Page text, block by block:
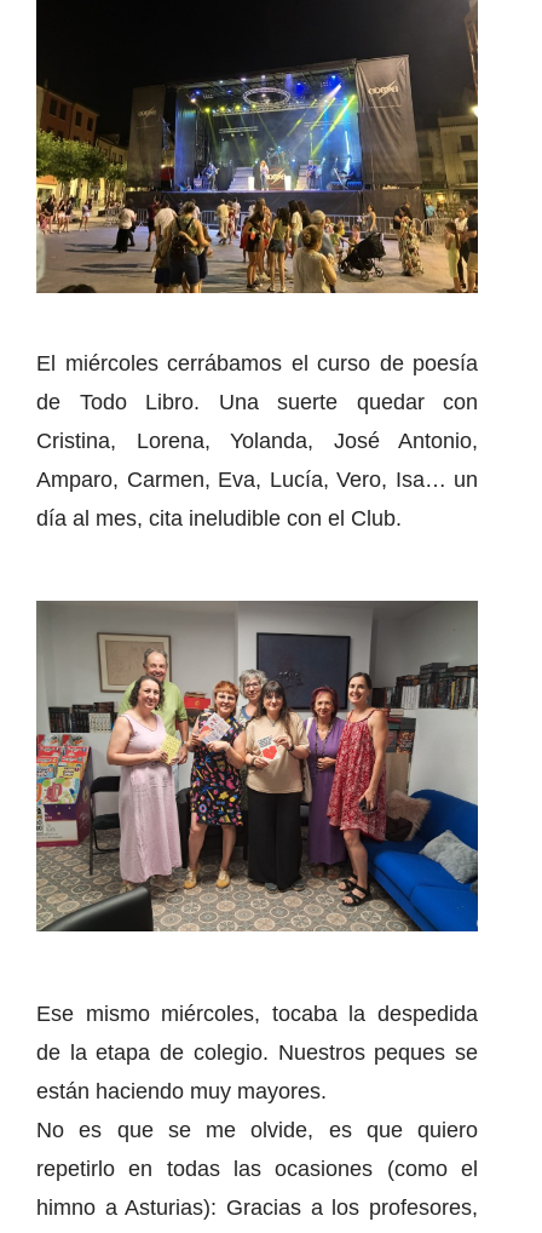
El miércoles cerrábamos el curso de poesía
de Todo Libro. Una suerte quedar con
Cristina, Lorena, Yolanda, José Antonio,
Amparo, Carmen, Eva, Lucía, Vero, Isa… un
día al mes, cita ineludible con el Club.
Ese mismo miércoles, tocaba la despedida
de la etapa de colegio. Nuestros peques se
están haciendo muy mayores.
No es que se me olvide, es que quiero
repetirlo en todas las ocasiones (como el
himno a Asturias): Gracias a los profesores,